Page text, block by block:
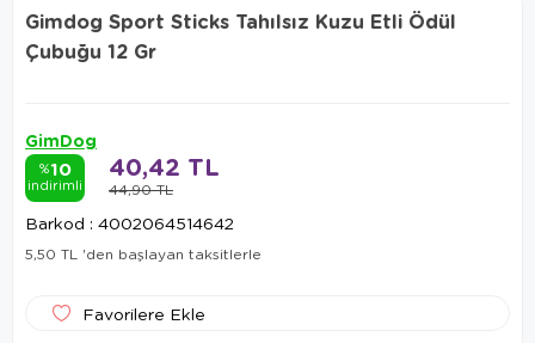
Gimdog Sport Sticks Tahılsız Kuzu Etli Ödül
Çubuğu 12 Gr
GimDog
%10
indirimli 44,90 TL
40,42 TL
Barkod : 4002064514642
5,50 TL 'den başlayan taksitlerle
Favorilere Ekle